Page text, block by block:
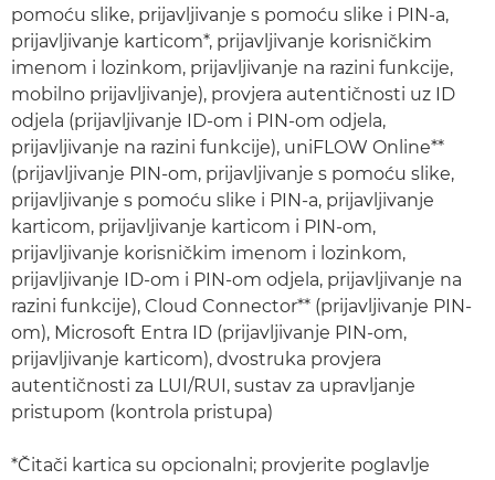
pomoću slike, prijavljivanje s pomoću slike i PIN-a,
prijavljivanje karticom*, prijavljivanje korisničkim
imenom i lozinkom, prijavljivanje na razini funkcije,
mobilno prijavljivanje), provjera autentičnosti uz ID
odjela (prijavljivanje ID-om i PIN-om odjela,
prijavljivanje na razini funkcije), uniFLOW Online**
(prijavljivanje PIN-om, prijavljivanje s pomoću slike,
prijavljivanje s pomoću slike i PIN-a, prijavljivanje
karticom, prijavljivanje karticom i PIN-om,
prijavljivanje korisničkim imenom i lozinkom,
prijavljivanje ID-om i PIN-om odjela, prijavljivanje na
razini funkcije), Cloud Connector** (prijavljivanje PIN-
om), Microsoft Entra ID (prijavljivanje PIN-om,
prijavljivanje karticom), dvostruka provjera
autentičnosti za LUI/RUI, sustav za upravljanje
pristupom (kontrola pristupa)
*Čitači kartica su opcionalni; provjerite poglavlje